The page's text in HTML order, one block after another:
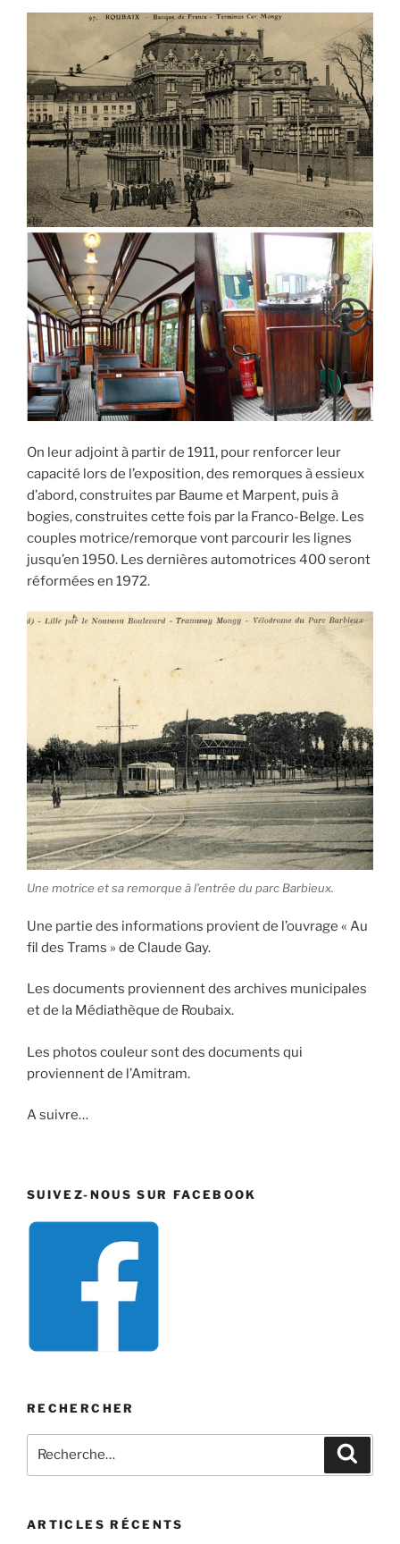
On leur adjoint à partir de 1911, pour renforcer leur
capacité lors de l’exposition, des remorques à essieux
d’abord, construites par Baume et Marpent, puis à
bogies, construites cette fois par la Franco-Belge. Les
couples motrice/remorque vont parcourir les lignes
jusqu’en 1950. Les dernières automotrices 400 seront
réformées en 1972.
Une motrice et sa remorque à l’entrée du parc Barbieux.
Une partie des informations provient de l’ouvrage « Au
fil des Trams » de Claude Gay.
Les documents proviennent des archives municipales
et de la Médiathèque de Roubaix.
Les photos couleur sont des documents qui
proviennent de l’Amitram.
A suivre…
SUIVEZ-NOUS SUR FACEBOOK
RECHERCHER
pour
ARTICLES RÉCENTS